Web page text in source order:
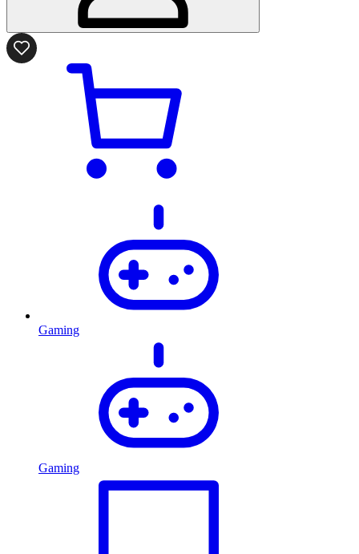
Gaming
Gaming